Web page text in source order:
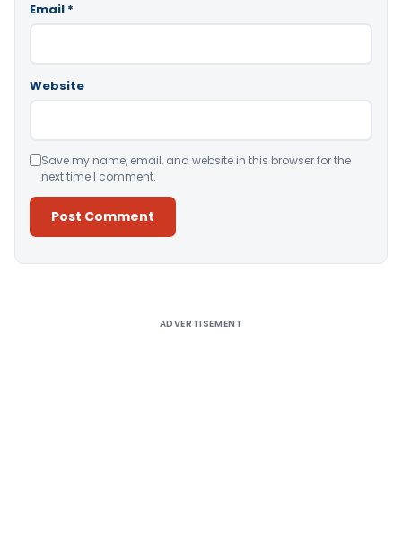
Email *
Website
Save my name, email, and website in this browser for the
next time I comment.
ADVERTISEMENT